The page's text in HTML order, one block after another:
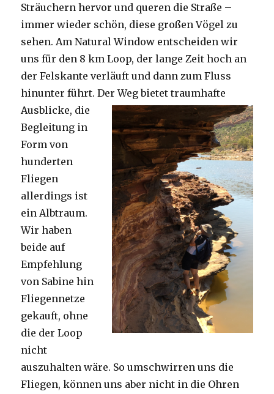
Sträuchern hervor und queren die Straße –
immer wieder schön, diese großen Vögel zu
sehen. Am Natural Window entscheiden wir
uns für den 8 km Loop, der lange Zeit hoch an
der Felskante verläuft und dann zum Fluss
hinunter führt. Der Weg bietet traumhafte
Ausblicke, die
Begleitung in
Form von
hunderten
Fliegen
allerdings ist
ein Albtraum.
Wir haben
beide auf
Empfehlung
von Sabine hin
Fliegennetze
gekauft, ohne
die der Loop
nicht
auszuhalten wäre. So umschwirren uns die
Fliegen, können uns aber nicht in die Ohren